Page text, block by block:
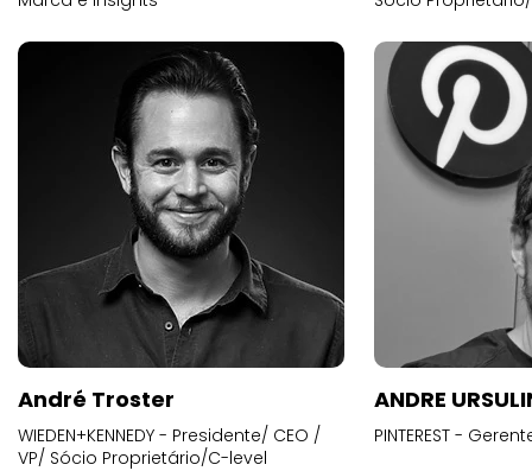
André Troster
WIEDEN+KENNEDY - Presidente/ CEO /
VP/ Sócio Proprietário/C-level
ANDRE
PINTEREST -